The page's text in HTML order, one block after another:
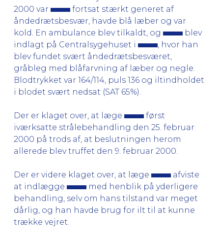
2000 var
fortsat stærkt generet af
åndedrætsbesvær, havde blå læber og var
kold. En ambulance blev tilkaldt, og
blev
indlagt på Centralsygehuset i
, hvor han
blev fundet svært åndedrætsbesværet,
gråbleg med blåfarvning af læber og negle.
Blodtrykket var 164/114, puls 136 og iltindholdet
i blodet svært nedsat (SAT 65%).
Der er klaget over, at læge
først
iværksatte strålebehandling den 25. februar
2000 på trods af, at beslutningen herom
allerede blev truffet den 9. februar 2000.
Der er videre klaget over, at læge
afviste
at indlægge
med henblik på yderligere
behandling, selv om hans tilstand var meget
dårlig, og han havde brug for ilt til at kunne
trække vejret.